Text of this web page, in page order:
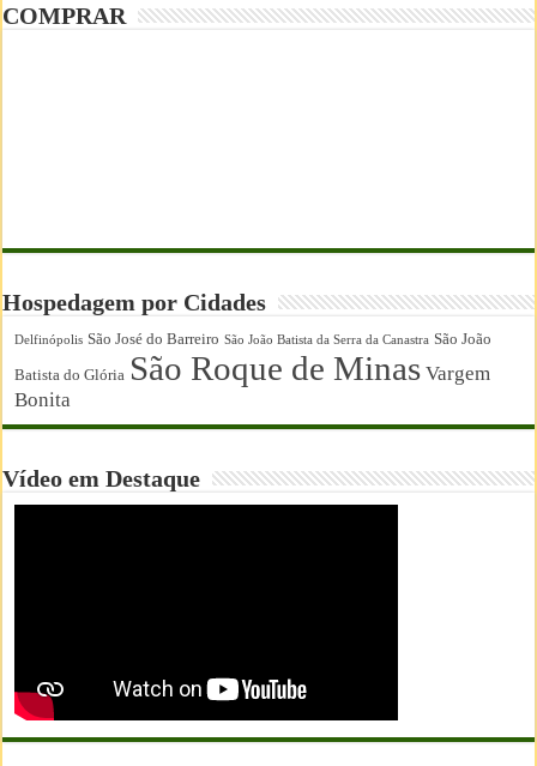
COMPRAR
Hospedagem por Cidades
Delfinópolis São José do Barreiro São João Batista da Serra da Canastra São João
Batista do Glória São Roque de Minas Vargem
Bonita
Vídeo em Destaque